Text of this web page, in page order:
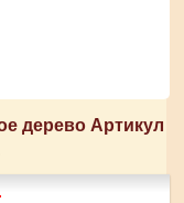
дерево Артикул